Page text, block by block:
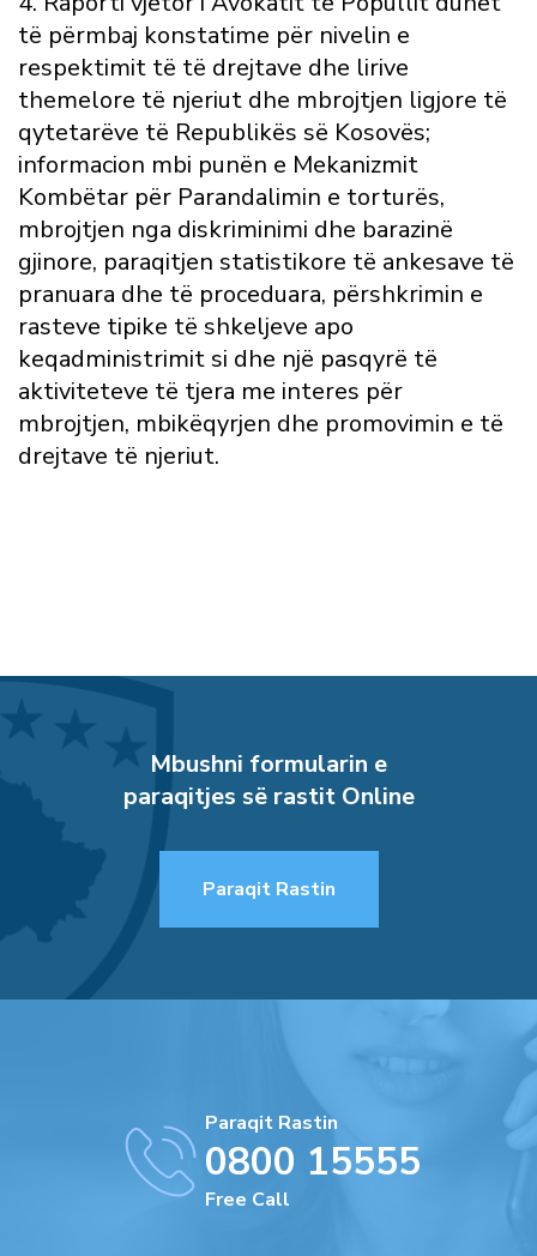
të përmbaj konstatime për nivelin e
respektimit të të drejtave dhe lirive
themelore të njeriut dhe mbrojtjen ligjore të
qytetarëve të Republikës së Kosovës;
informacion mbi punën e Mekanizmit
Kombëtar për Parandalimin e torturës,
mbrojtjen nga diskriminimi dhe barazinë
gjinore, paraqitjen statistikore të ankesave të
pranuara dhe të proceduara, përshkrimin e
rasteve tipike të shkeljeve apo
keqadministrimit si dhe një pasqyrë të
aktiviteteve të tjera me interes për
mbrojtjen, mbikëqyrjen dhe promovimin e të
drejtave të njeriut.
Mbushni formularin e
paraqitjes së rastit Online
Paraqit Rastin
Paraqit Rastin
0800 15555
Free Call